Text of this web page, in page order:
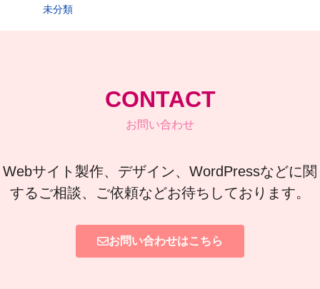
未分類
CONTACT
お問い合わせ
Webサイト製作、デザイン、WordPressなどに関
するご相談、ご依頼などお待ちしております。
お問い合わせはこちら